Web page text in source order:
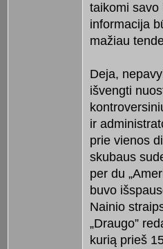
taikomi savo
informacija
mažiau
Deja,
išvengti
ir
prie vienos
skubaus
per du
buvo
Nainio
„Draugo”
kurią prieš